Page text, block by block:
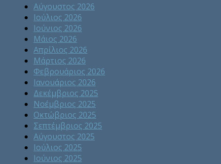
Αύγουστος 2026
Ιούλιος 2026
Ιούνιος 2026
Μάιος 2026
Απρίλιος 2026
Μάρτιος 2026
Φεβρουάριος 2026
Ιανουάριος 2026
Δεκέμβριος 2025
Νοέμβριος 2025
Οκτώβριος 2025
Σεπτέμβριος 2025
Αύγουστος 2025
Ιούλιος 2025
Ιούνιος 2025